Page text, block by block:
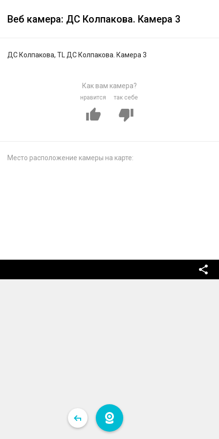
Веб камера: ДС Колпакова. Камера 3
ДС Колпакова, TL ДС Колпакова. Камера 3
Как вам камера?
нравится так себе
Место расположение камеры на карте: